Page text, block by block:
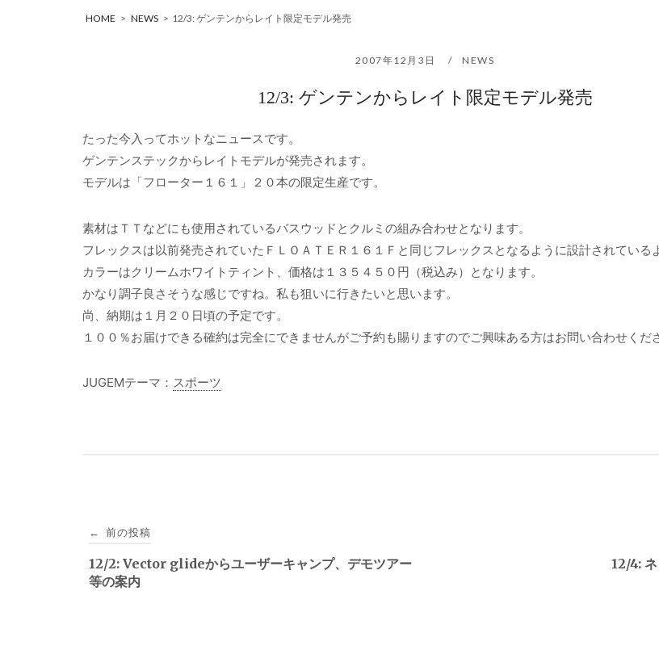
HOME > NEWS > 12/3: ゲンテンからレイト限定モデル発売
2007年12月3日 NEWS
12/3: ゲンテンからレイト限定モデル発売
たった今入ってホットなニュースです。
ゲンテンステックからレイトモデルが発売されます。
モデルは「フローター１６１」２０本の限定生産です。
素材はＴＴなどにも使用されているバスウッドとクルミの組み合わせとなります。
フレックスは以前発売されていたＦＬＯＡＴＥＲ１６１Ｆと同じフレックスとなるように設計されている
カラーはクリームホワイトティント、価格は１３５４５０円（税込み）となります。
かなり調子良さそうな感じですね。私も狙いに行きたいと思います。
尚、納期は１月２０日頃の予定です。
１００％お届けできる確約は完全にできませんがご予約も賜りますのでご興味ある方はお問い合わせくだ
JUGEMテーマ： スポーツ
稿
ナ
← 前の投稿
12/2: Vector glideからユーザーキャンプ、デモツアー
等の案内
12/4: